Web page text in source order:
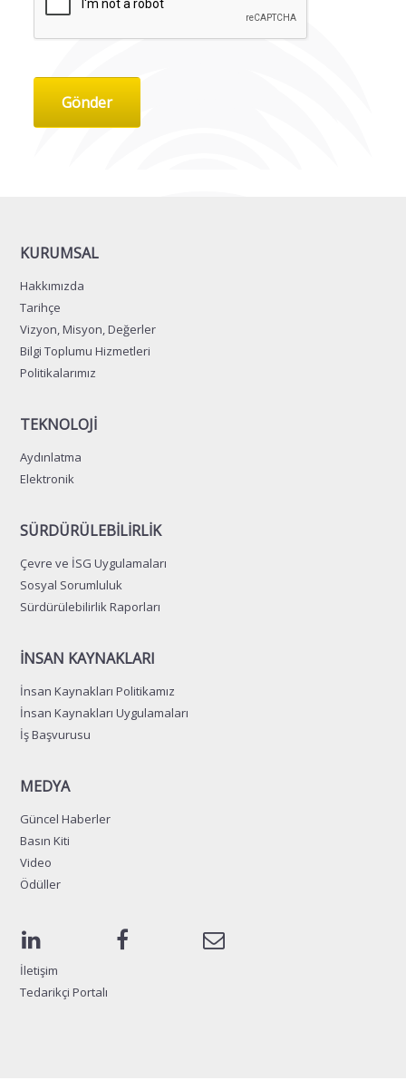
Gönder
KURUMSAL
Hakkımızda
Tarihçe
Vizyon, Misyon, Değerler
Bilgi Toplumu Hizmetleri
Politikalarımız
TEKNOLOJİ
Aydınlatma
Elektronik
SÜRDÜRÜLEBİLİRLİK
Çevre ve İSG Uygulamaları
Sosyal Sorumluluk
Sürdürülebilirlik Raporları
İNSAN KAYNAKLARI
İnsan Kaynakları Politikamız
İnsan Kaynakları Uygulamaları
İş Başvurusu
MEDYA
Güncel Haberler
Basın Kiti
Video
Ödüller
İletişim
Tedarikçi Portalı